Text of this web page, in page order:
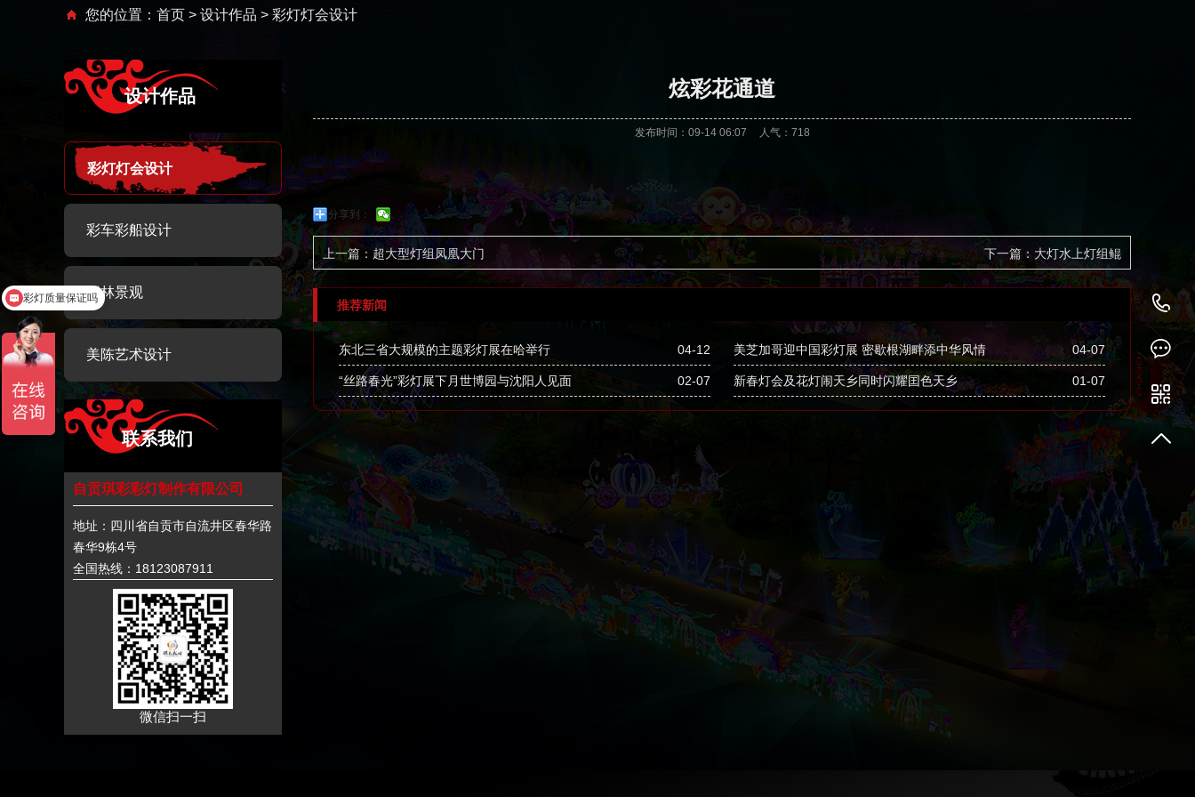
您的位置： 首页 > 设计作品 > 彩灯灯会设计
设计作品
彩灯灯会设计
彩车彩船设计
园林景观
美陈艺术设计
联系我们
自贡琪彩彩灯制作有限公司
地址：四川省自贡市自流井区春华路
春华9栋4号
全国热线：18123087911
微信扫一扫
炫彩花通道
发布时间：09-14 06:07 人气： 718
分享到：
上一篇：超大型灯组凤凰大门 下一篇：大灯水上灯组鲲
推荐新闻
04-12
东北三省大规模的主题彩灯展在哈举行 04-07
美芝加哥迎中国彩灯展 密歇根湖畔添中华风情
02-07
“丝路春光”彩灯展下月世博园与沈阳人见面 01-07
新春灯会及花灯闹天乡同时闪耀囯色天乡
介绍下你们的彩灯
彩灯质量保证吗